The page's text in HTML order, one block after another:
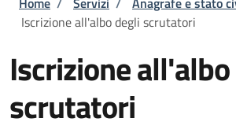
Iscrizione all'albo degli scrutatori
Iscrizione
scrutatori